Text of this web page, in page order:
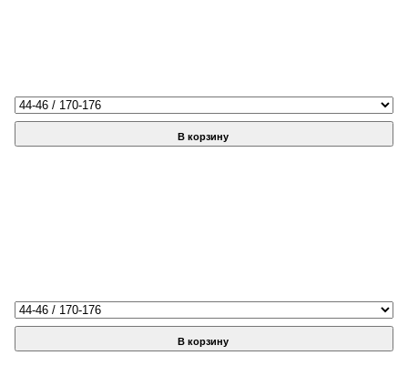
В корзину
В корзину